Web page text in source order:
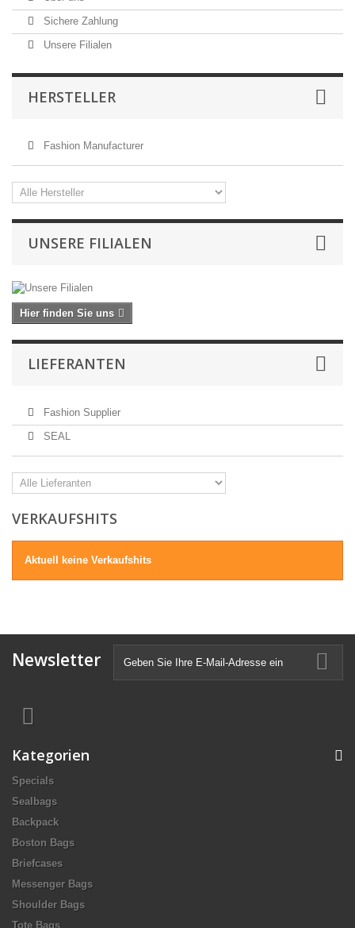
Sichere Zahlung
Unsere Filialen
HERSTELLER
Fashion Manufacturer
UNSERE FILIALEN
Hier finden Sie uns
LIEFERANTEN
Fashion Supplier
SEAL
VERKAUFSHITS
Aktuell keine Verkaufshits
Newsletter
Kategorien
Specials
Sealbags
Backpack
Boston Bags
Briefcases
Messenger Bags
Shoulder Bags
Tote Bags